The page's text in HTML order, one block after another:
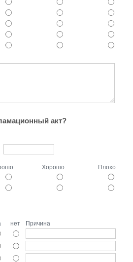
акт?
Хорошо
Плохо
нет
Причина